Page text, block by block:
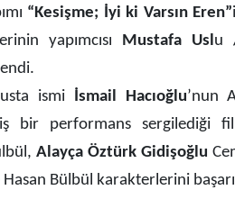
“Kesişme; İyi ki Varsın Eren”
yapımcısı Mustafa Uslu
usta ismi İsmail Hacıoğlu’nun
bir performans sergilediği
Alayça Öztürk Gidişoğlu
Bülbül karakterlerini